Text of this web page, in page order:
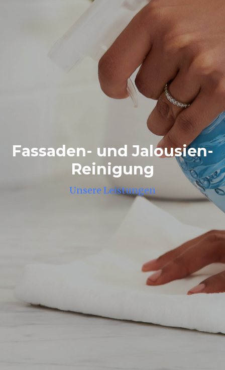
Fassaden- und Jalousien-
Reinigung
Unsere Leistungen